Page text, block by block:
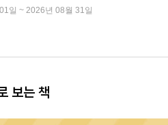
일 ~ 2026년 08월 31일
보는 책